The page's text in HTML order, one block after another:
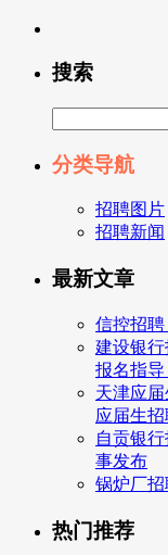
搜索
分类导航
招聘图片
招聘新闻
最新文章
信控招聘
建设银行
报名指
天津应
应届生招
自贡银
事发布
锅炉厂
热门推荐